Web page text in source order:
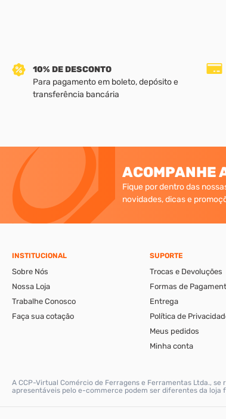
10% DE DESCONTO
Para pagamento em boleto, depósito e
transferência bancária
ACOMPANHE
Fique por dentro das
novidades, dicas e
INSTITUCIONAL
Sobre Nós
Nossa Loja
Trabalhe Conosco
Faça sua cotação
SUPORTE
Trocas e Devoluções
Formas de
Entrega
Política de
Meus pedidos
Minha conta
A CCP-Virtual Comércio de Ferragens e Ferramentas Ltda.,
apresentáveis pelo e-commerce podem ser diferentes da loja